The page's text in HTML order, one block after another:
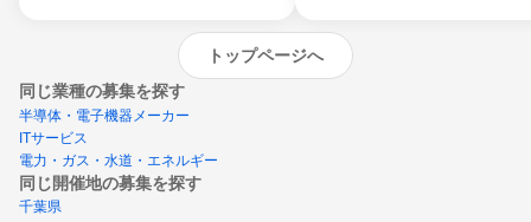
トップページへ
同じ業種の募集を探す
半導体・電子機器メーカー
ITサービス
電力・ガス・水道・エネルギー
同じ開催地の募集を探す
千葉県